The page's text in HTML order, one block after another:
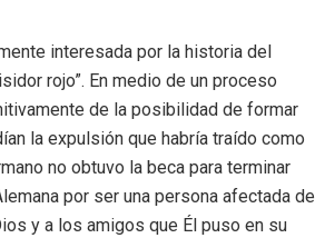
interesada por la historia del
rojo”. En medio de un proceso
de la posibilidad de formar
la expulsión que habría traído como
no obtuvo la beca para terminar
por ser una persona afectada de
y a los amigos que Él puso en su